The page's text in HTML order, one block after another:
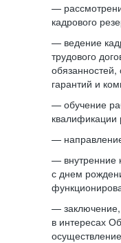
—
кадрового
— ведение
трудового
гарантий и
— обучение
квалификации
—
— внутренние
с днем
—
в интересах